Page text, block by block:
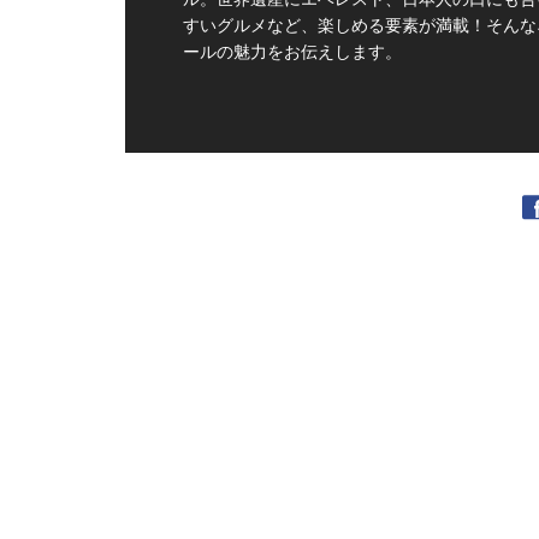
すいグルメなど、楽しめる要素が満載！そん
ールの魅力をお伝えします。